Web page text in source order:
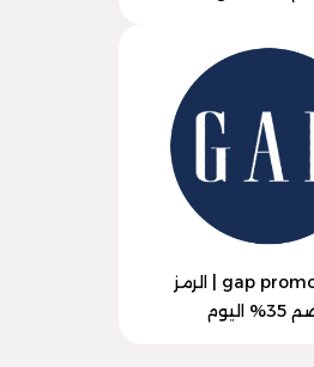
gap promo coupons | الرمز